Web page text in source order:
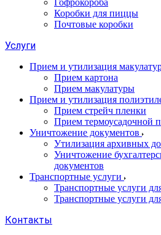
Коробки для пиццы
Почтовые коробки
Услуги
Прием и утилизация
Прием картона
Прием макулатуры
Прием и утилизация
Прием стрейч пленки
Прием термоусадочной
Уничтожение документов
Утилизация архивных
Уничтожение
документов
Транспортные услуги
Транспортные услуги
Транспортные услуги
Контакты